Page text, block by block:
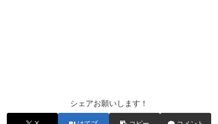
シェアお願いします！